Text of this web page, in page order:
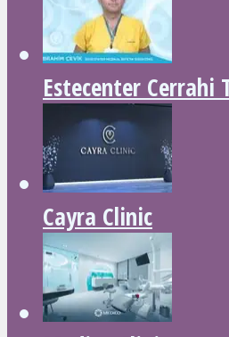
Estecenter Cerrahi
Cayra Clinic